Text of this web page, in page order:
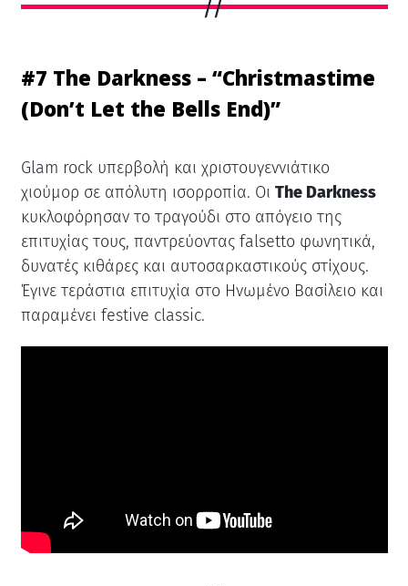
#7 The Darkness – “Christmastime
(Don’t Let the Bells End)”
Glam rock υπερβολή και χριστουγεννιάτικο
χιούμορ σε απόλυτη ισορροπία. Οι The Darkness
κυκλοφόρησαν το τραγούδι στο απόγειο της
επιτυχίας τους, παντρεύοντας falsetto φωνητικά,
δυνατές κιθάρες και αυτοσαρκαστικούς στίχους.
Έγινε τεράστια επιτυχία στο Ηνωμένο Βασίλειο και
παραμένει festive classic.